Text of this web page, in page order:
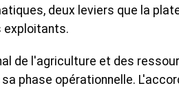
deux leviers que la
exploitants.
de l'agriculture et des
phase opérationnelle.